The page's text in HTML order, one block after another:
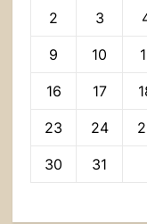
2 3
9 10
16 17
23 24
30
31